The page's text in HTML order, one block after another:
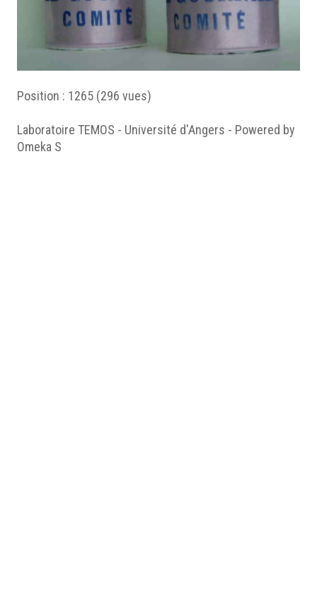
Position : 1265 (296 vues)
Laboratoire TEMOS - Université d'Angers - Powered by
Omeka S